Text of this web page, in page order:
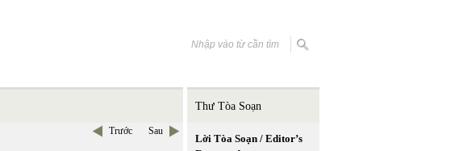
Trước Sau
Thư Tòa Soạn
Lời Tòa Soạn / Editor’s